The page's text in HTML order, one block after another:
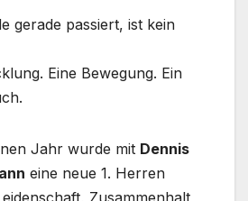
gerade passiert, ist kein
Eine Bewegung. Ein
Jahr wurde mit Dennis
eine neue 1. Herren